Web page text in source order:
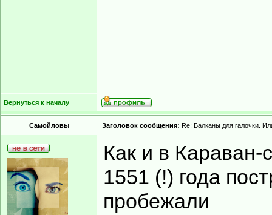
Вернуться к началу
Самойловы Заголовок сообщения: Re: Балканы для галочки.
Как и в
1551 (!) года
пробежали